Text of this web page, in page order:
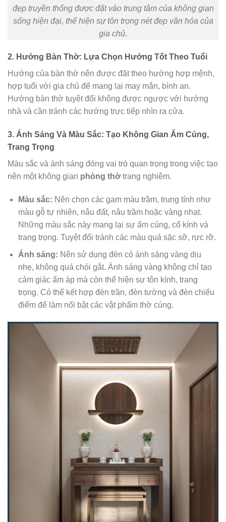
đẹp truyền thống được đặt vào trung tâm của không gian
sống hiện đại, thể hiện sự tôn trọng nét đẹp văn hóa của
gia chủ.
2. Hướng Bàn Thờ: Lựa Chọn Hướng Tốt Theo Tuổi
Hướng của bàn thờ nên được đặt theo hướng hợp mệnh,
hợp tuổi với gia chủ để mang lại may mắn, bình an.
Hướng bàn thờ tuyệt đối không được ngược với hướng
nhà và cần tránh các hướng trực tiếp nhìn ra cửa.
3. Ánh Sáng Và Màu Sắc: Tạo Không Gian Ấm Cúng,
Trang Trọng
Màu sắc và ánh sáng đóng vai trò quan trọng trong việc tạo
nên một không gian phòng thờtrang nghiêm.
Màu sắc: Nên chọn các gam màu trầm, trung tính như
màu gỗ tự nhiên, nâu đất, nâu trầm hoặc vàng nhạt.
Những màu sắc này mang lại sự ấm cúng, cổ kính và
trang trọng. Tuyệt đối tránh các màu quá sặc sỡ, rực rỡ.
Ánh sáng: Nên sử dụng đèn có ánh sáng vàng dịu
nhẹ, không quá chói gắt. Ánh sáng vàng không chỉ tạo
cảm giác ấm áp mà còn thể hiện sự tôn kính, trang
trọng. Có thể kết hợp đèn trần, đèn tường và đèn chiếu
điểm để làm nổi bật các vật phẩm thờ cúng.